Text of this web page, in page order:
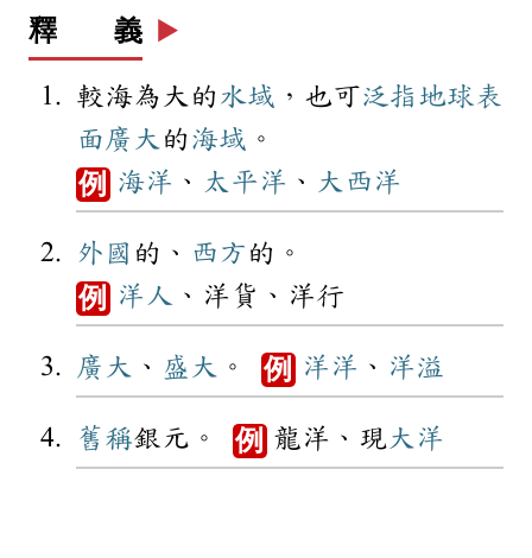
釋 義 ▶️
較海為大的 水域 ，也可泛指 地球表
面 廣大 的 海域 。
例 海洋 、 太平洋 、 大西洋
外國 的、 西方 的。
例 洋人 、洋貨、洋行
廣大 、 盛大 。 例 洋洋 、 洋溢
舊稱銀元。 例 龍洋、現 大洋